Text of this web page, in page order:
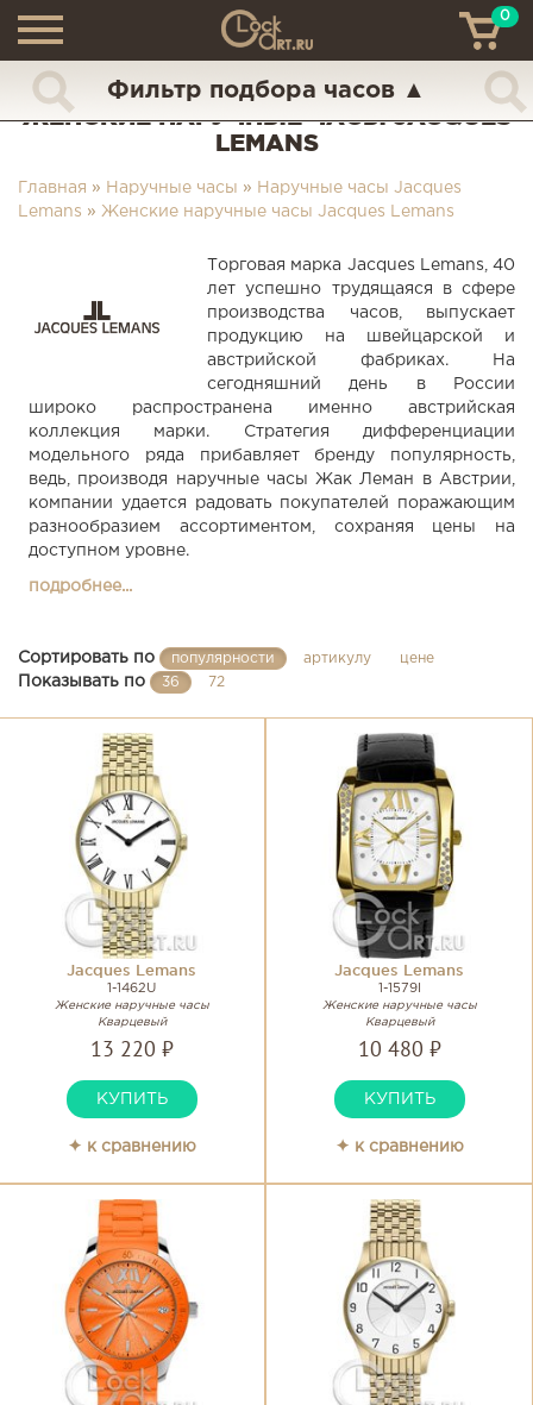
+7 (925) 517-68-49
ТН
0
Фильтр подбора часов ▲
ЖЕНСКИЕ НАРУЧНЫЕ ЧАСЫ JACQUES
LEMANS
Главная » Наручные часы » Наручные часы Jacques
Lemans » Женские наручные часы Jacques Lemans
Торговая марка Jacques Lemans, 40
лет успешно трудящаяся в сфере
производства часов, выпускает
продукцию на швейцарской и
австрийской фабриках. На
сегодняшний день в России
широко распространена именно австрийская
коллекция марки. Стратегия дифференциации
модельного ряда прибавляет бренду популярность,
ведь, производя наручные часы Жак Леман в Австрии,
компании удается радовать покупателей поражающим
разнообразием ассортиментом, сохраняя цены на
доступном уровне.
подробнее...
Сортировать по популярности артикулу цене
Показывать по 36 72
Jacques Lemans
1-1462U
Женские наручные часы
Кварцевый
13 220 ₽
КУПИТЬ
✦ к сравнению
Jacques Lemans
1-1579I
Женские наручные часы
Кварцевый
10 480 ₽
КУПИТЬ
✦ к сравнению